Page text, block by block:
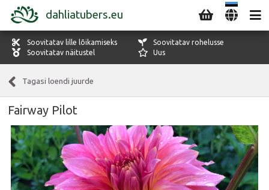
dahliatubers.eu
Soovitatav lille lõikamiseks
Soovitatav rohelusse
Soovitatav näitustel
Uus
Tagasi loendi juurde
Fairway Pilot